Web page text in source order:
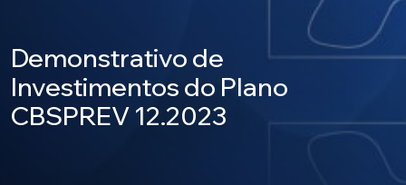
Planos
Investimentos
Demonstrativo de
Investimentos do Plano
CBSPREV 12.2023